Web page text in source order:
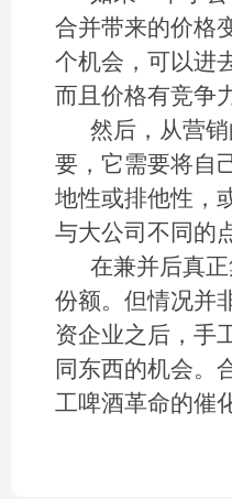
合并带来的价格
个机会，可以进
而且价格有竞争
然后，从营
要，它需要将自
地性或排他性，
与大公司不同的
在兼并后真
份额。但情况并
资企业之后，手
同东西的机会。
工啤酒革命的催